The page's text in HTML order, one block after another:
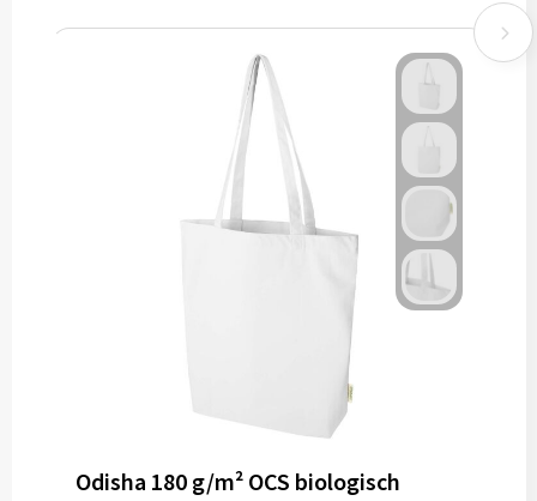
Odisha 180 g/m² OCS biologisch